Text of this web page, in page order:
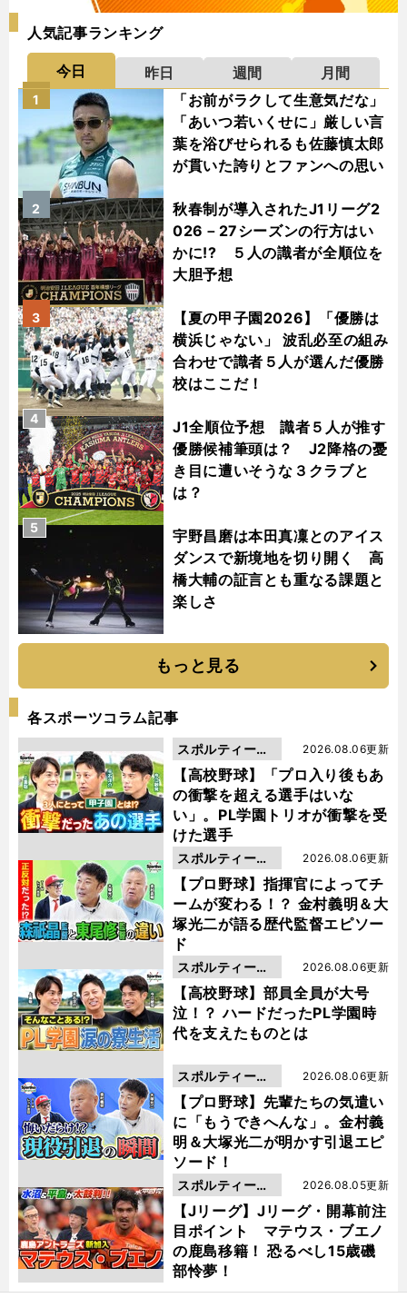
人気記事ランキング
今日 昨日 週間
月間
「お前がラクして生意気だな」
「あいつ若いくせに」厳しい言
葉を浴びせられるも佐藤慎太郎
が貫いた誇りとファンへの思い
1
秋春制が導入されたJ1リーグ2
026－27シーズンの行方はい
かに!? ５人の識者が全順位を
大胆予想
2
【夏の甲子園2026】「優勝は
横浜じゃない」 波乱必至の組み
合わせで識者５人が選んだ優勝
校はここだ！
3
J1全順位予想 識者５人が推す
優勝候補筆頭は？ J2降格の憂
き目に遭いそうな３クラブと
は？
4
宇野昌磨は本田真凜とのアイス
ダンスで新境地を切り開く 高
橋大輔の証言とも重なる課題と
楽しさ
5
もっと見る
各スポーツコラム記事
【高校野球】「プロ入り後もあ
の衝撃を超える選手はいな
い」。PL学園トリオが衝撃を受
けた選手
2026.08.06更新
スポルティーバ
動画
【プロ野球】指揮官によってチ
ームが変わる！？ 金村義明＆大
塚光二が語る歴代監督エピソー
ド
2026.08.06更新
スポルティーバ
動画
【高校野球】部員全員が大号
泣！？ ハードだったPL学園時
代を支えたものとは
2026.08.06更新
スポルティーバ
動画
【プロ野球】先輩たちの気遣い
に「もうできへんな」。金村義
明＆大塚光二が明かす引退エピ
ソード！
2026.08.06更新
スポルティーバ
動画
【Jリーグ】Jリーグ・開幕前注
目ポイント マテウス・ブエノ
の鹿島移籍！ 恐るべし15歳磯
部怜夢！
2026.08.05更新
スポルティーバ
動画